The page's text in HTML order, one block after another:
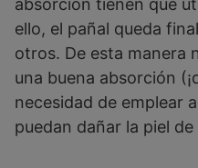
absorción tienen que
ello, el pañal queda
otros. De esta manera
una buena absorción
necesidad de emplear
puedan dañar la piel